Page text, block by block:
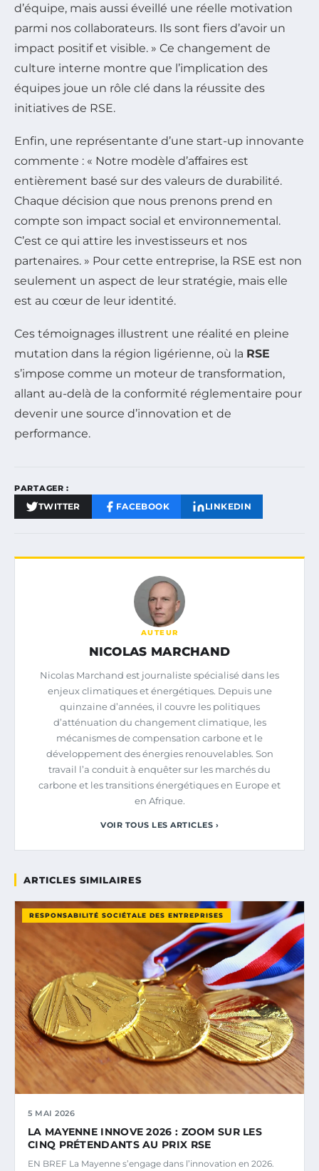
d’équipe, mais aussi éveillé une réelle motivation
parmi nos collaborateurs. Ils sont fiers d’avoir un
impact positif et visible. » Ce changement de
culture interne montre que l’implication des
équipes joue un rôle clé dans la réussite des
initiatives de RSE.
Enfin, une représentante d’une start-up innovante
commente : « Notre modèle d’affaires est
entièrement basé sur des valeurs de durabilité.
Chaque décision que nous prenons prend en
compte son impact social et environnemental.
C’est ce qui attire les investisseurs et nos
partenaires. » Pour cette entreprise, la RSE est non
seulement un aspect de leur stratégie, mais elle
est au cœur de leur identité.
Ces témoignages illustrent une réalité en pleine
mutation dans la région ligérienne, où la RSE
s’impose comme un moteur de transformation,
allant au-delà de la conformité réglementaire pour
devenir une source d’innovation et de
performance.
PARTAGER :
TWITTER FACEBOOK LINKEDIN
AUTEUR
NICOLAS MARCHAND
Nicolas Marchand est journaliste spécialisé dans les
enjeux climatiques et énergétiques. Depuis une
quinzaine d’années, il couvre les politiques
d’atténuation du changement climatique, les
mécanismes de compensation carbone et le
développement des énergies renouvelables. Son
travail l’a conduit à enquêter sur les marchés du
carbone et les transitions énergétiques en Europe et
en Afrique.
VOIR TOUS LES ARTICLES ›
ARTICLES SIMILAIRES
RESPONSABILITÉ SOCIÉTALE DES ENTREPRISES
5 MAI 2026
LA MAYENNE INNOVE 2026 : ZOOM SUR LES
CINQ PRÉTENDANTS AU PRIX RSE
EN BREF La Mayenne s’engage dans l’innovation en 2026.